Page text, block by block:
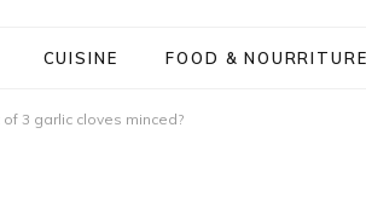
CUISINE FOOD & NOURRITURE
3 garlic cloves minced?